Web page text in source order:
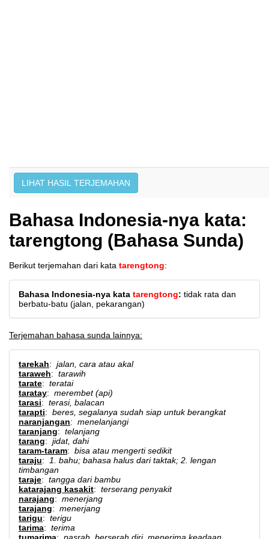
Bahasa Indonesia-nya kata:
tarengtong (Bahasa Sunda)
Berikut terjemahan dari kata tarengtong:
Bahasa Indonesia-nya kata tarengtong: tidak rata dan
berbatu-batu (jalan, pekarangan)
Terjemahan bahasa sunda lainnya:
tarekah: jalan, cara atau akal
taraweh: tarawih
tarate: teratai
taratay: merembet (api)
tarasi: terasi, balacan
tarapti: beres, segalanya sudah siap untuk berangkat
naranjangan: menelanjangi
taranjang: telanjang
tarang: jidat, dahi
taram-taram: bisa atau mengerti sedikit
taraju:
1. bahu; bahasa halus dari taktak; 2. lengan
timbangan
taraje: tangga dari bambu
katarajang kasakit: terserang penyakit
narajang: menerjang
tarajang: menerjang
tarigu: terigu
tarima: terima